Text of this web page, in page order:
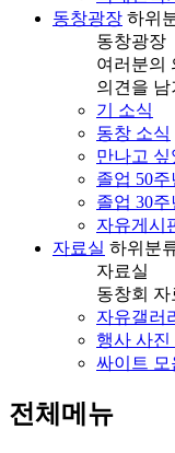
동창광장 하위
동창광장
여러분의
의견을
기 소식
동창 소식
만나고
졸업 50주
졸업 30주
자유게시
자료실 하위분
자료실
동창회
자유갤러
행사 사진
싸이트 모
전체메뉴